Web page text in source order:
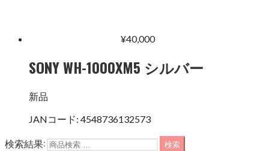
¥40,000
SONY WH-1000XM5 シルバー
新品
JANコード: 4548736132573
検索結果: 検索